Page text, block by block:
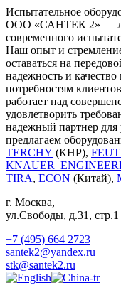
Испытательное
ООО «САНТЕК 2» —
современного
Наш опыт и
оставаться на
надежность и
потребностям
работает над
удовлетворить
надежный партнер
предлагаем
TERCHY (КНР),
TIRA, ECON (Китай),
г. Москва,
ул.Свободы, д.31, стр.1
+7 (495) 664 2723
santek2@yandex.ru
stk@santek2.ru